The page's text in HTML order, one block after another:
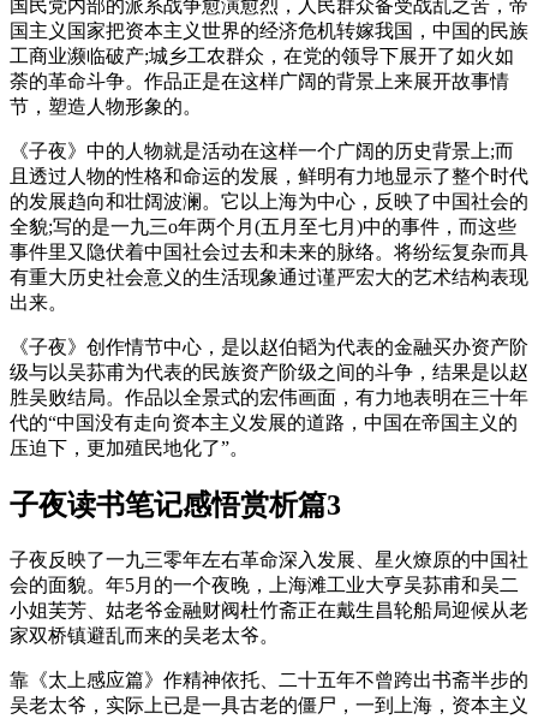
国民党内部的派系战争愈演愈烈，人民群众备受战乱之苦，帝
国主义国家把资本主义世界的经济危机转嫁我国，中国的民族
工商业濒临破产;城乡工农群众，在党的领导下展开了如火如
荼的革命斗争。作品正是在这样广阔的背景上来展开故事情
节，塑造人物形象的。
《子夜》中的人物就是活动在这样一个广阔的历史背景上;而
且透过人物的性格和命运的发展，鲜明有力地显示了整个时代
的发展趋向和壮阔波澜。它以上海为中心，反映了中国社会的
全貌;写的是一九三o年两个月(五月至七月)中的事件，而这些
事件里又隐伏着中国社会过去和未来的脉络。将纷纭复杂而具
有重大历史社会意义的生活现象通过谨严宏大的艺术结构表现
出来。
《子夜》创作情节中心，是以赵伯韬为代表的金融买办资产阶
级与以吴荪甫为代表的民族资产阶级之间的斗争，结果是以赵
胜吴败结局。作品以全景式的宏伟画面，有力地表明在三十年
代的“中国没有走向资本主义发展的道路，中国在帝国主义的
压迫下，更加殖民地化了”。
子夜读书笔记感悟赏析篇3
子夜反映了一九三零年左右革命深入发展、星火燎原的中国社
会的面貌。年5月的一个夜晚，上海滩工业大亨吴荪甫和吴二
小姐芙芳、姑老爷金融财阀杜竹斋正在戴生昌轮船局迎候从老
家双桥镇避乱而来的吴老太爷。
靠《太上感应篇》作精神依托、二十五年不曾跨出书斋半步的
吴老太爷，实际上已是一具古老的僵尸，一到上海，资本主义